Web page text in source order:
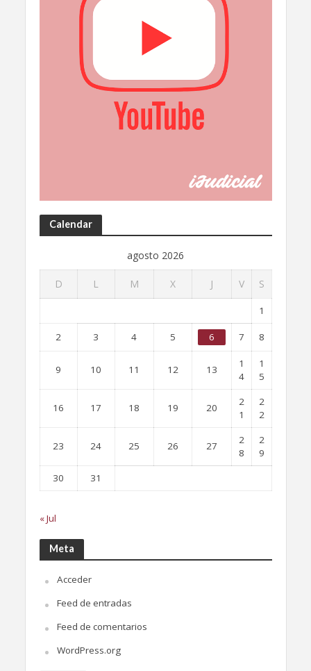
Calendar
agosto 2026
D L M X J V S
1
2 3 4 5 6 7 8
9 10 11 12 13
1
4
1
5
16 17 18 19 20
2
1
2
2
23 24 25 26 27
2
8
2
9
30
31
« Jul
Meta
Acceder
Feed de entradas
Feed de comentarios
WordPress.org